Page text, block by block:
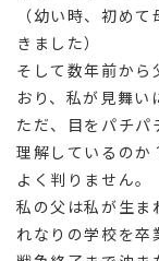
（幼い時、初め
きました）
そして数年前から
おり、私が見舞い
ただ、目をパチパ
理解しているのか
よく判りません。
私の父は私が生ま
れなりの学校を卒